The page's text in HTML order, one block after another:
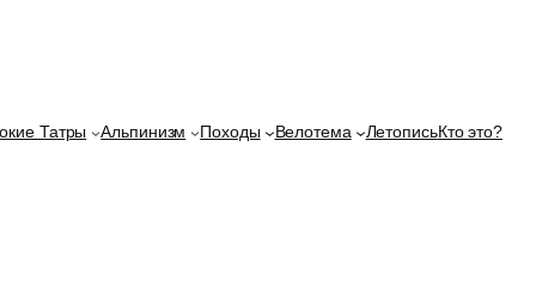
Татры Альпинизм Походы Велотема ЛетописьКто это?